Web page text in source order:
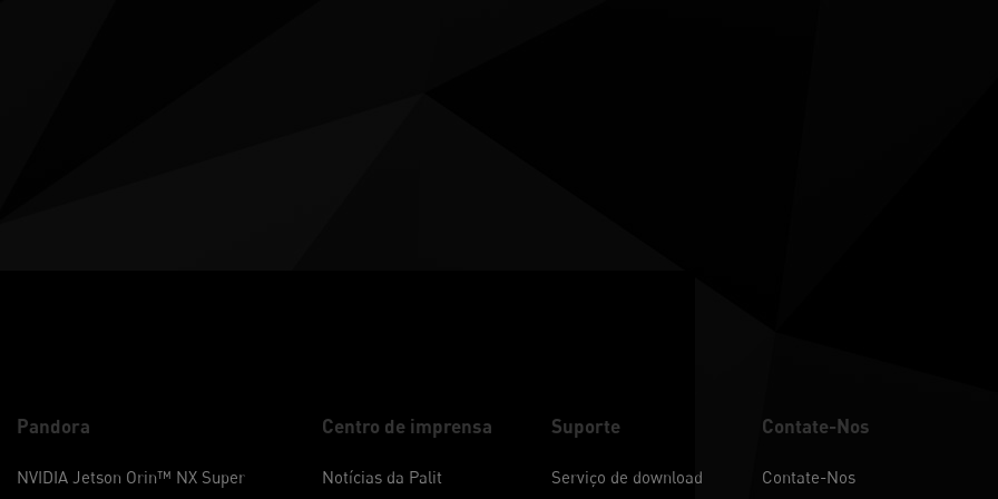
Pandora
NVIDIA Jetson Orin™ NX Super
Centro de imprensa
Notícias da Palit
Suporte
Serviço de download
Contate-Nos
Contate-Nos